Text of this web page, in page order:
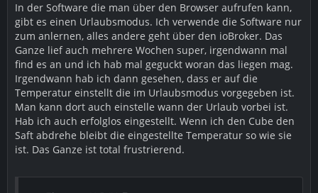
In der Software die man über den Browser aufrufen kann,
gibt es einen Urlaubsmodus. Ich verwende die Software nur
zum anlernen, alles andere geht über den ioBroker. Das
Ganze lief auch mehrere Wochen super, irgendwann mal
find es an und ich hab mal geguckt woran das liegen mag.
Irgendwann hab ich dann gesehen, dass er auf die
Temperatur einstellt die im Urlaubsmodus vorgegeben ist.
Man kann dort auch einstelle wann der Urlaub vorbei ist.
Hab ich auch erfolglos eingestellt. Wenn ich den Cube den
Saft abdrehe bleibt die eingestellte Temperatur so wie sie
ist. Das Ganze ist total frustrierend.